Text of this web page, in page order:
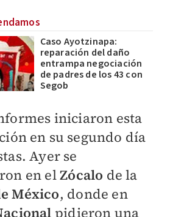
Caso Ayotzinapa:
reparación del daño
entrampa negociación
de padres de los 43 con
Segob
iniciaron esta
en su segundo día
Ayer se
en elZócalo de la
México, donde en
pidieron una